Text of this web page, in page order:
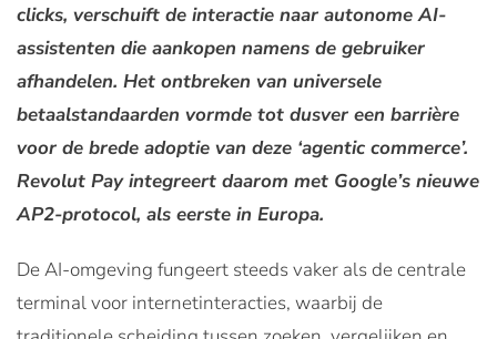
clicks, verschuift de interactie naar autonome AI-
assistenten die aankopen namens de gebruiker
afhandelen. Het ontbreken van universele
betaalstandaarden vormde tot dusver een barrière
voor de brede adoptie van deze ‘agentic commerce’.
Revolut Pay integreert daarom met Google’s nieuwe
AP2-protocol, als eerste in Europa.
De AI-omgeving fungeert steeds vaker als de centrale
terminal voor internetinteracties, waarbij de